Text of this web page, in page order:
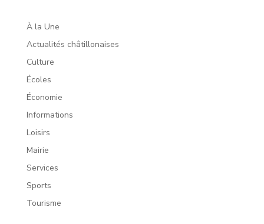
À la Une
Actualités châtillonaises
Culture
Écoles
Économie
Informations
Loisirs
Mairie
Services
Sports
Tourisme